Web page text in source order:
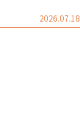
2026.07.18